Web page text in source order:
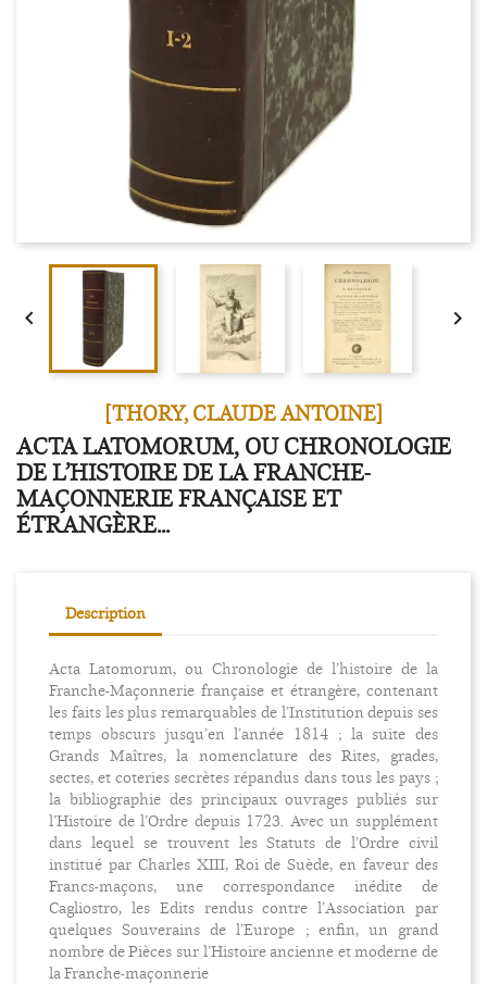
 
[THORY, CLAUDE ANTOINE]
ACTA LATOMORUM, OU CHRONOLOGIE
DE L’HISTOIRE DE LA FRANCHE-
MAÇONNERIE FRANÇAISE ET
ÉTRANGÈRE...
Description
Acta Latomorum, ou Chronologie de l’histoire de la
Franche-Maçonnerie française et étrangère, contenant
les faits les plus remarquables de l’Institution depuis ses
temps obscurs jusqu’en l’année 1814 ; la suite des
Grands Maîtres, la nomenclature des Rites, grades,
sectes, et coteries secrètes répandus dans tous les pays ;
la bibliographie des principaux ouvrages publiés sur
l’Histoire de l’Ordre depuis 1723. Avec un supplément
dans lequel se trouvent les Statuts de l’Ordre civil
institué par Charles XIII, Roi de Suède, en faveur des
Francs-maçons, une correspondance inédite de
Cagliostro, les Edits rendus contre l’Association par
quelques Souverains de l’Europe ; enfin, un grand
nombre de Pièces sur l’Histoire ancienne et moderne de
la Franche-maçonnerie